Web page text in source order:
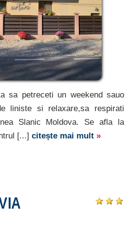
sa petreceti un weekend sauo
liniste si relaxare,sa respirati
Slanic Moldova. Se afla la
[...] citește mai mult »